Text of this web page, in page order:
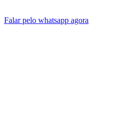
Falar pelo whatsapp agora